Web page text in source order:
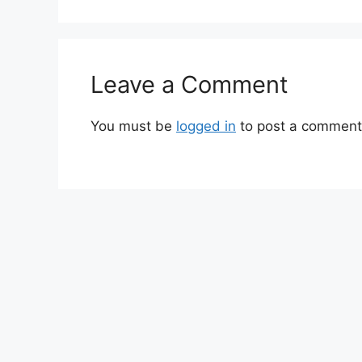
Leave a Comment
You must be logged in to post a